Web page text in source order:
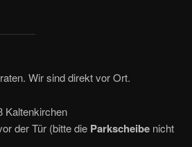
Wir sind direkt vor Ort.
Kaltenkirchen
der Tür (bitte die Parkscheibenicht